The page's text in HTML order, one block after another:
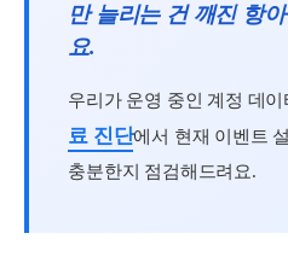
만 늘리는 건 깨진 항
요.
우리가 운영 중인 계정 데이
료 진단에서 현재 이벤트
충분한지 점검해드려요.